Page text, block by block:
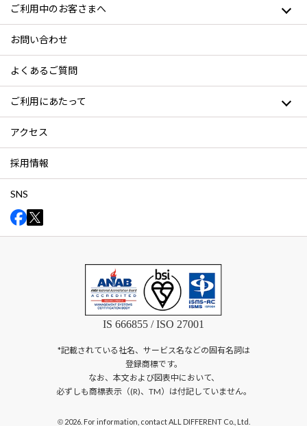
ご利用中のお客さまへ
お問い合わせ
よくあるご質問
ご利用にあたって
アクセス
採用情報
SNS
IS 666855 / ISO 27001
*記載されている社名、サービス名などの固有名詞は
登録商標です。
なお、本文および図表中において、
必ずしも商標表示（(R)、TM）は付記していません。
©2026. For information, contact ALL DIFFERENT Co., Ltd.